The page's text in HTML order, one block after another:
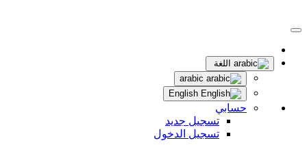
اللغة
حسابي
تسجيل جديد
تسجيل الدخول